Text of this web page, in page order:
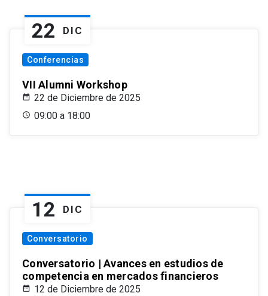
22 DIC
Conferencias
VII Alumni Workshop
22 de Diciembre de 2025
09:00 a 18:00
12 DIC
Conversatorio
Conversatorio | Avances en estudios de
competencia en mercados financieros
12 de Diciembre de 2025